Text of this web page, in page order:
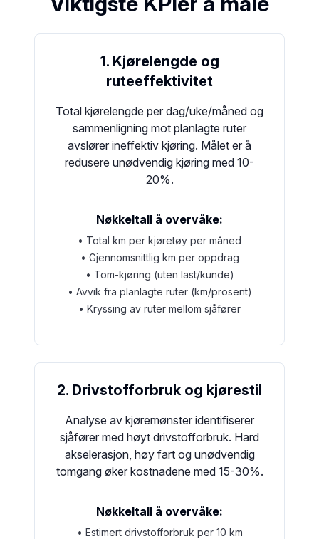
1. Kjørelengde og
ruteeffektivitet
Total kjørelengde per dag/uke/måned og
sammenligning mot planlagte ruter
avslører ineffektiv kjøring. Målet er å
redusere unødvendig kjøring med 10-
20%.
Nøkkeltall å overvåke:
• Total km per kjøretøy per måned
• Gjennomsnittlig km per oppdrag
• Tom-kjøring (uten last/kunde)
• Avvik fra planlagte ruter (km/prosent)
• Kryssing av ruter mellom sjåfører
2. Drivstofforbruk og kjørestil
Analyse av kjøremønster identifiserer
sjåfører med høyt drivstofforbruk. Hard
akselerasjon, høy fart og unødvendig
tomgang øker kostnadene med 15-30%.
Nøkkeltall å overvåke:
• Estimert drivstofforbruk per 10 km